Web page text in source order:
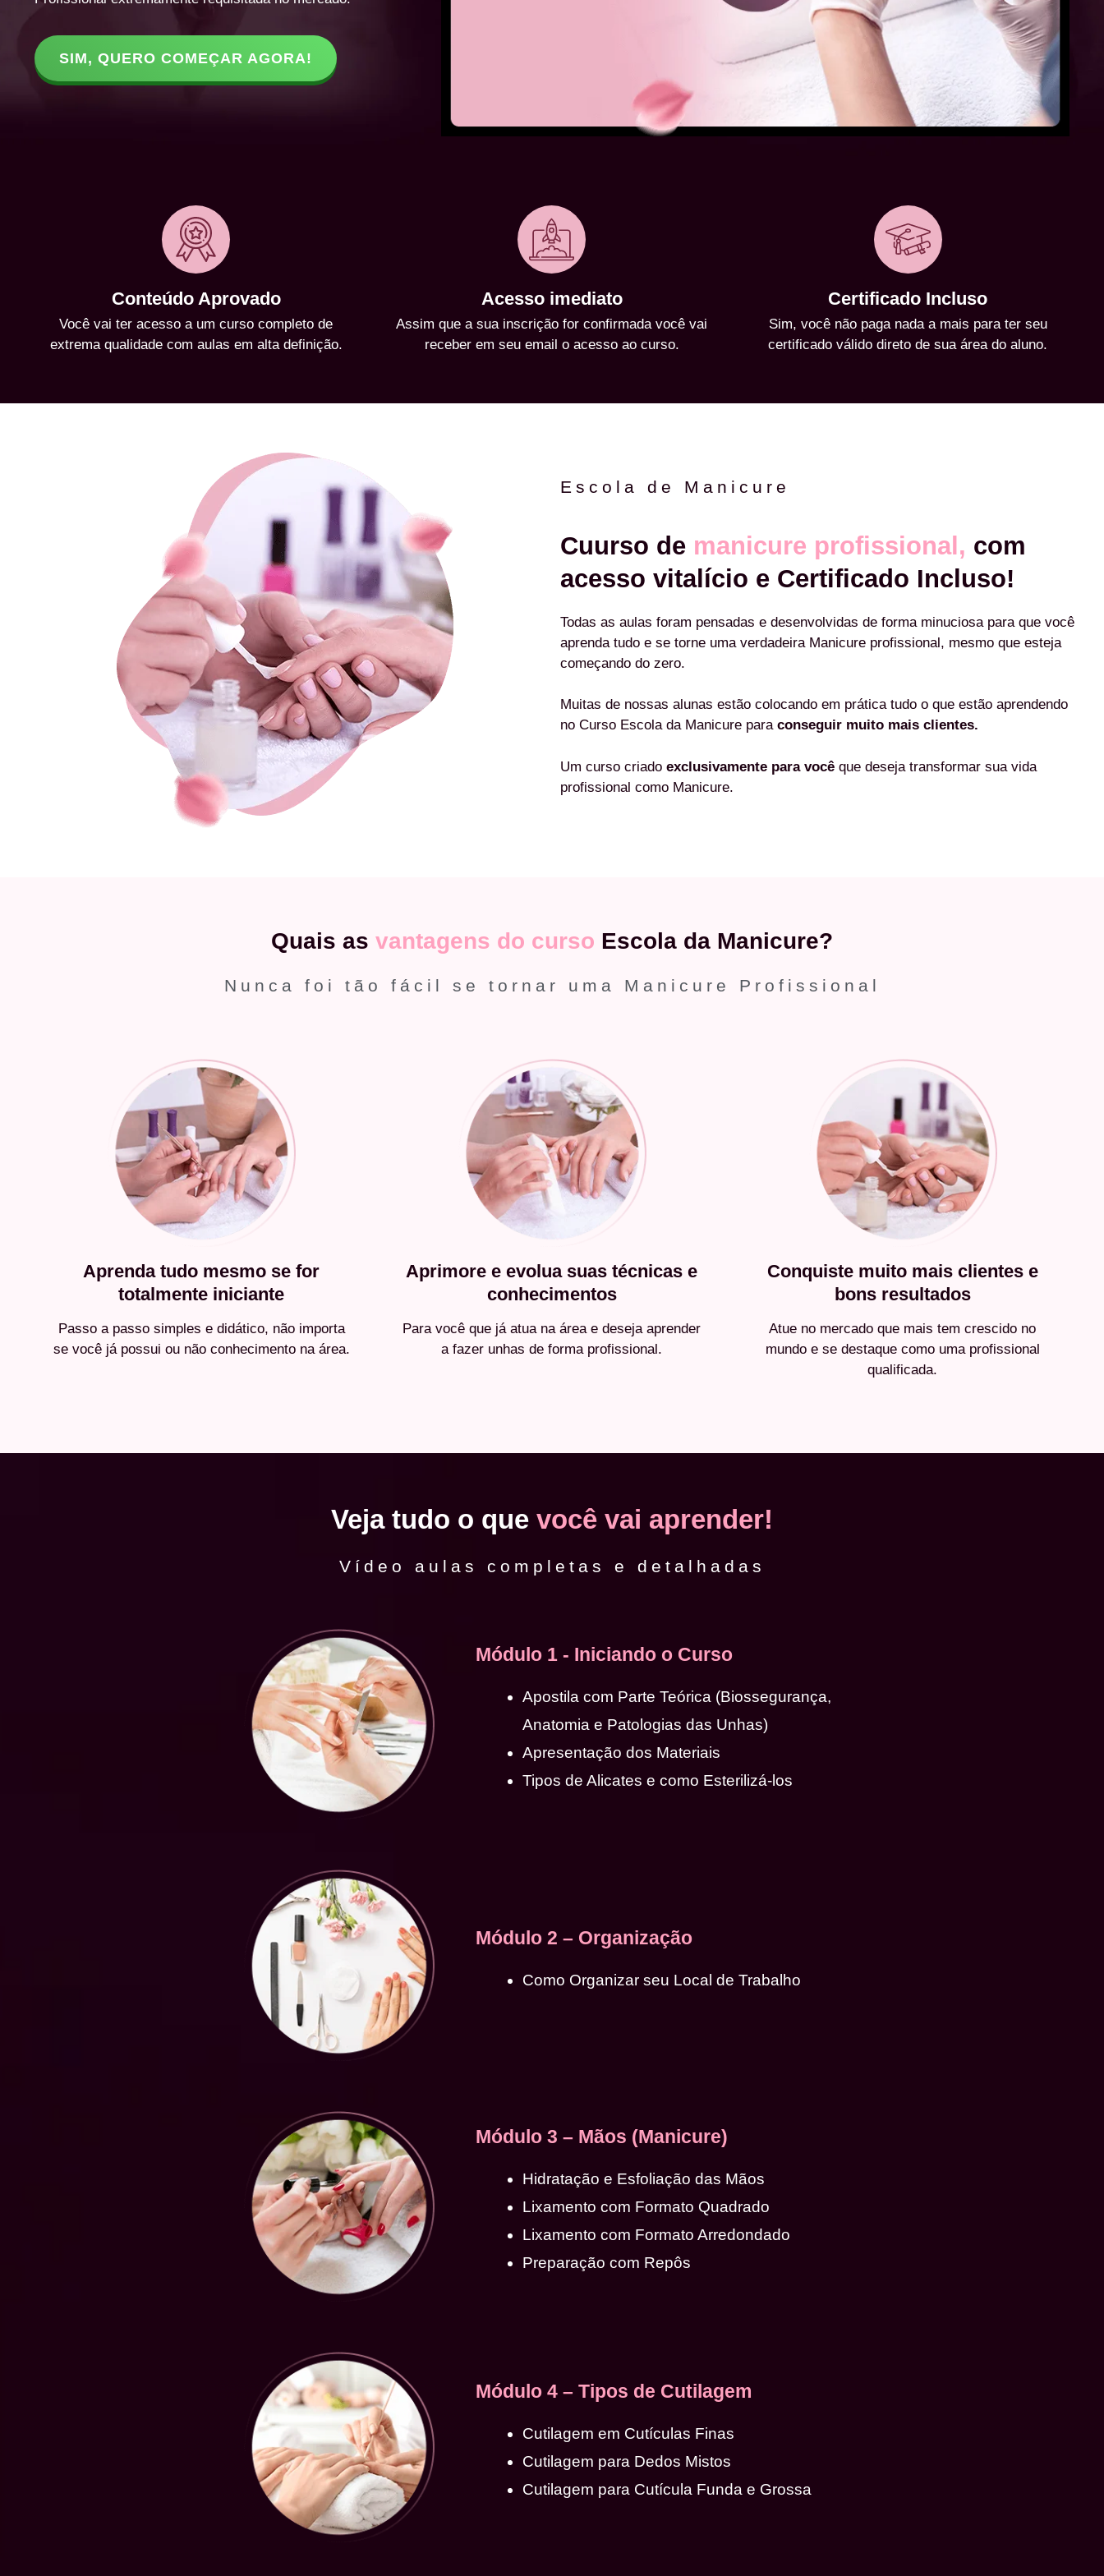
SIM, QUERO COMEÇAR AGORA!
Conteúdo Aprovado
Você vai ter acesso a um curso completo de
extrema qualidade com aulas em alta definição.
Acesso imediato
Assim que a sua inscrição for confirmada você vai
receber em seu email o acesso ao curso.
Certificado Incluso
Sim, você não paga nada a mais para ter seu
certificado válido direto de sua área do aluno.
Escola de Manicure
Cuurso de manicure profissional, com
acesso vitalício e Certificado Incluso!
Todas as aulas foram pensadas e desenvolvidas de forma minuciosa para que você
aprenda tudo e se torne uma verdadeira Manicure profissional, mesmo que esteja
começando do zero.
Muitas de nossas alunas estão colocando em prática tudo o que estão aprendendo
no Curso Escola da Manicure para conseguir muito mais clientes.
Um curso criado exclusivamente para você que deseja transformar sua vida
profissional como Manicure.
Quais as vantagens do curso Escola da Manicure?
Nunca foi tão fácil se tornar uma Manicure Profissional
Aprenda tudo mesmo se for
totalmente iniciante
Passo a passo simples e didático, não importa
se você já possui ou não conhecimento na área.
Aprimore e evolua suas técnicas e
conhecimentos
Para você que já atua na área e deseja aprender
a fazer unhas de forma profissional.
Conquiste muito mais clientes e
bons resultados
Atue no mercado que mais tem crescido no
mundo e se destaque como uma profissional
qualificada.
Veja tudo o que você vai aprender!
Vídeo aulas completas e detalhadas
Módulo 1 - Iniciando o Curso
Apostila com Parte Teórica (Biossegurança,
Anatomia e Patologias das Unhas)
Apresentação dos Materiais
Tipos de Alicates e como Esterilizá-los
Módulo 2 – Organização
Como Organizar seu Local de Trabalho
Módulo 3 – Mãos (Manicure)
Hidratação e Esfoliação das Mãos
Lixamento com Formato Quadrado
Lixamento com Formato Arredondado
Preparação com Repôs
Módulo 4 – Tipos de Cutilagem
Cutilagem em Cutículas Finas
Cutilagem para Dedos Mistos
Cutilagem para Cutícula Funda e Grossa